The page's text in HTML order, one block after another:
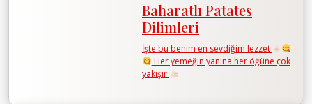
Baharatlı Patates
Dilimleri
İşte bu benim en sevdiğim lezzet
Her yemeğin yanına her öğüne çok
yakışır